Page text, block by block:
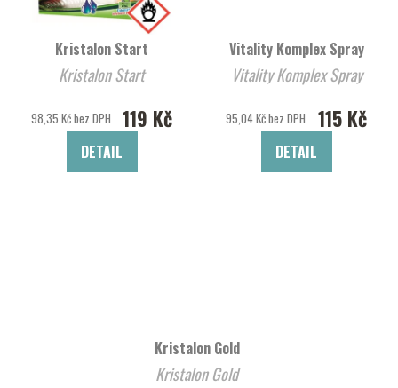
Kristalon Start
Kristalon Start
98,35 Kč bez DPH 119 Kč
DETAIL
Vitality Komplex Spray
Vitality Komplex Spray
95,04 Kč bez DPH 115 Kč
DETAIL
Kristalon Gold
Kristalon Gold